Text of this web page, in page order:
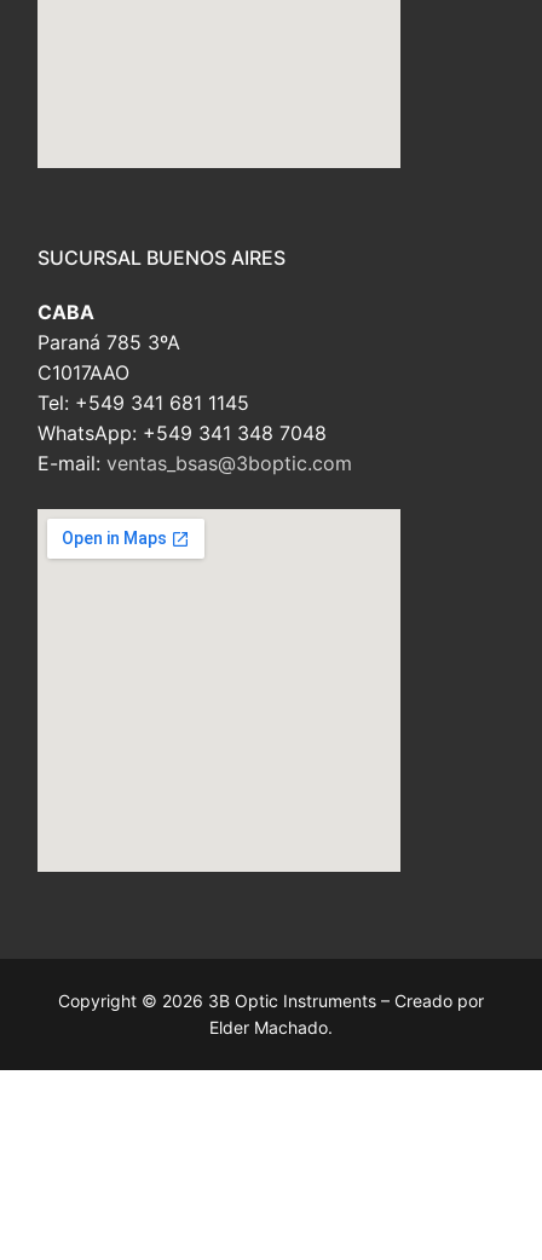
SUCURSAL BUENOS AIRES
CABA
Paraná 785 3ºA
C1017AAO
Tel: +549 341 681 1145
WhatsApp: +549 341 348 7048
E-mail: ventas_bsas@3boptic.com
Copyright © 2026 3B Optic Instruments – Creado por
Elder Machado.